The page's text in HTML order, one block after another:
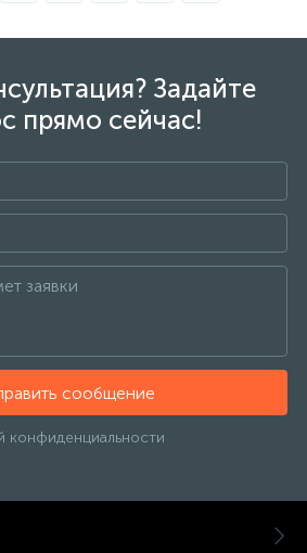
Задайте
прямо сейчас!
сообщение
конфиденциальности